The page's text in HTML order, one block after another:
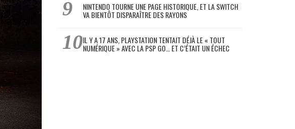
NINTENDO TOURNE UNE PAGE HISTORIQUE, ET LA SWITCH
VA BIENTÔT DISPARAÎTRE DES RAYONS
IL Y A 17 ANS, PLAYSTATION TENTAIT DÉJÀ LE « TOUT
NUMÉRIQUE » AVEC LA PSP GO… ET C’ÉTAIT UN ÉCHEC